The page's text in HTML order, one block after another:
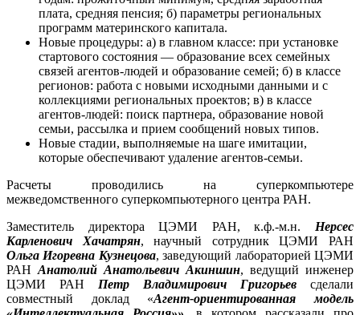
плата, средняя пенсия; б) параметры региональных
программ материнского капитала.
Новые процедуры: а) в главном классе: при установке
стартового состояния — образование всех семейных
связей агентов-людей и образование семей; б) в классе
регионов: работа с новыми исходными данными и с
коллекциями региональных проектов; в) в классе
агентов-людей: поиск партнера, образование новой
семьи, рассылка и прием сообщений новых типов.
Новые стадии, выполняемые на шаге имитации,
которые обеспечивают удаление агентов-семьи.
Расчеты проводились на суперкомпьютере
межведомственного суперкомпьютерного центра РАН.
Заместитель директора ЦЭМИ РАН, к.ф.-м.н. Нерсес
Карленович Хачатрян, научный сотрудник ЦЭМИ РАН
Ольга Игоревна Кузнецова, заведующий лабораторией ЦЭМИ
РАНАнатолий Анатольевич Акиншин, ведущий инженер
ЦЭМИ РАН Петр Владимирович Григорьев сделали
совместный доклад «Агент-ориентированная модель